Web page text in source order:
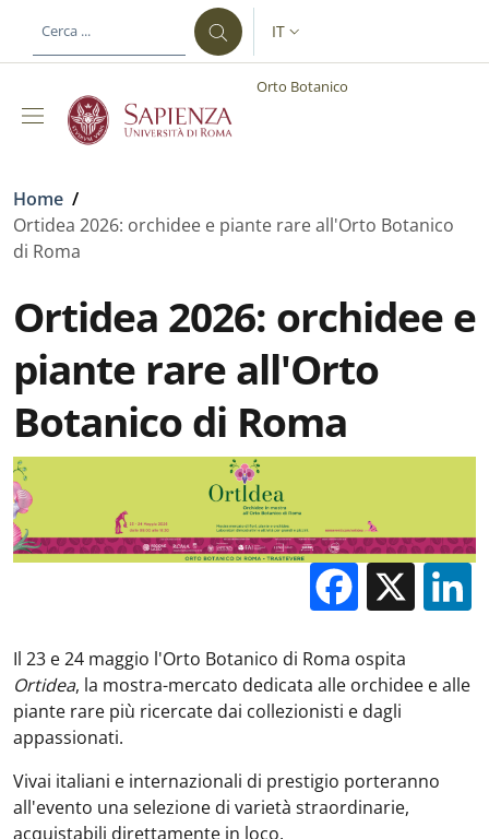
al contenuto principale
SELETTORE LINGUA:
IT
Orto Botanico
Briciole di pane
Home /
Ortidea 2026: orchidee e piante rare all'Orto Botanico
di Roma
Ortidea 2026: orchidee e
piante rare all'Orto
Botanico di Roma
X
Il 23 e 24 maggio l'Orto Botanico di Roma ospita
Ortidea, la mostra-mercato dedicata alle orchidee e alle
piante rare più ricercate dai collezionisti e dagli
appassionati.
Vivai italiani e internazionali di prestigio porteranno
all'evento una selezione di varietà straordinarie,
acquistabili direttamente in loco.